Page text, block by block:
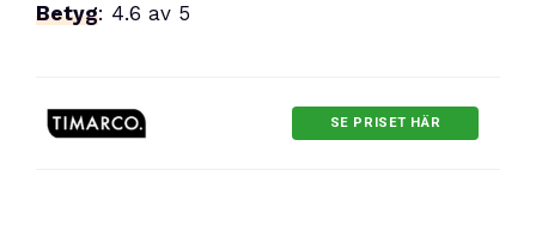
Betyg: 4.6 av 5
SE PRISET HÄR